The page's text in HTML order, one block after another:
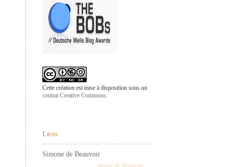
Cette création est mise à disposition sous un
contrat Creative Commons.
Liens
Simone de Beauvoir
autour de Beauvoir